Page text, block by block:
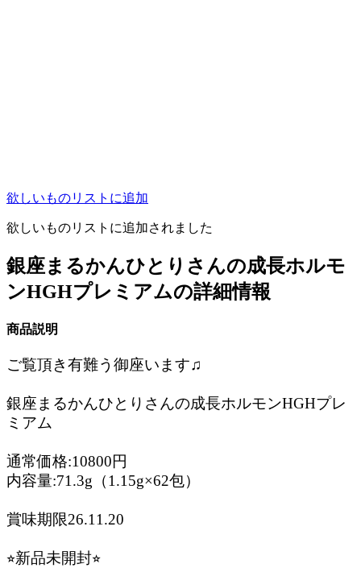
欲しいものリストに追加
欲しいものリストに追加されました
銀座まるかんひとりさんの成長ホルモ
ンHGHプレミアムの詳細情報
商品説明
ご覧頂き有難う御座います♫
銀座まるかんひとりさんの成長ホルモンHGHプレ
ミアム
通常価格:10800円
内容量:71.3g（1.15g×62包）
賞味期限26.11.20
⭐︎新品未開封⭐︎